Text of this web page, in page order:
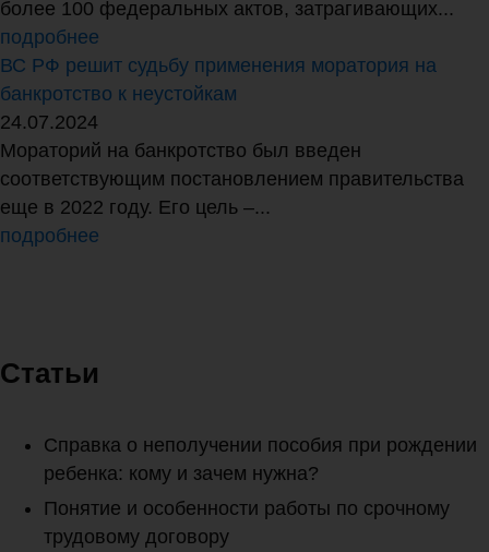
более 100 федеральных актов, затрагивающих...
подробнее
ВС РФ решит судьбу применения моратория на
банкротство к неустойкам
24.07.2024
Мораторий на банкротство был введен
соответствующим постановлением правительства
еще в 2022 году. Его цель –...
подробнее
Статьи
Справка о неполучении пособия при рождении
ребенка: кому и зачем нужна?
Понятие и особенности работы по срочному
трудовому договору